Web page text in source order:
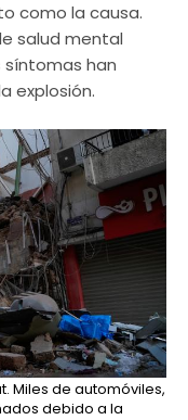
como la causa.
salud mental
síntomas han
explosión.
Miles de automóviles,
debido a la